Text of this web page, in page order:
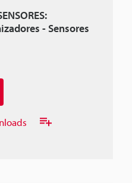
- Sensores